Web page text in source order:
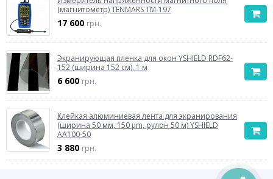
(магнитометр) TENMARS TM-197
17 600 грн.
Экранирующая пленка для окон YSHIELD RDF62-
152 (ширина 152 см), 1 м
6 600 грн.
Клейкая алюминиевая лента для экранирования
(ширина 50 мм, 150 µm, рулон 50 м) YSHIELD
AA100-50
3 880 грн.